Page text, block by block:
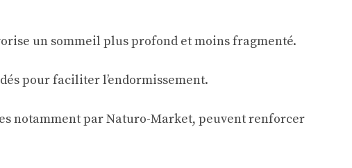
un sommeil plus profond et moins fragmenté.
pour faciliter l’endormissement.
notamment par Naturo-Market, peuvent renforcer